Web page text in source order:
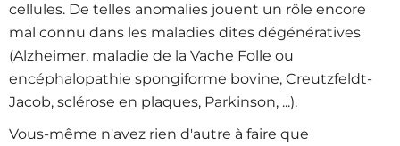
cellules. De telles anomalies jouent un rôle encore
mal connu dans les maladies dites dégénératives
(Alzheimer, maladie de la Vache Folle ou
encéphalopathie spongiforme bovine, Creutzfeldt-
Jacob, sclérose en plaques, Parkinson, ...).
Vous-même n'avez rien d'autre à faire que